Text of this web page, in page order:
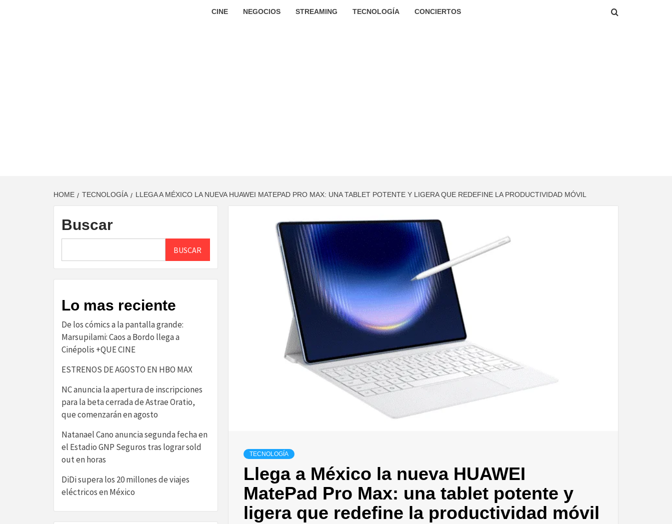
CINE NEGOCIOS STREAMING TECNOLOGÍA CONCIERTOS
HOME TECNOLOGÍA LLEGA A MÉXICO LA NUEVA HUAWEI MATEPAD PRO MAX: UNA TABLET POTENTE Y LIGERA QUE REDEFINE LA PRODUCTIVIDAD MÓVIL
TECNOLOGÍA
Llega a México la nueva HUAWEI
MatePad Pro Max: una tablet potente y
ligera que redefine la productividad móvil
Buscar
BUSCAR
Lo mas reciente
De los cómics a la pantalla grande:
Marsupilami: Caos a Bordo llega a
Cinépolis +QUE CINE
ESTRENOS DE AGOSTO EN HBO MAX
NC anuncia la apertura de inscripciones
para la beta cerrada de Astrae Oratio,
que comenzarán en agosto
Natanael Cano anuncia segunda fecha en
el Estadio GNP Seguros tras lograr sold
out en horas
DiDi supera los 20 millones de viajes
eléctricos en México